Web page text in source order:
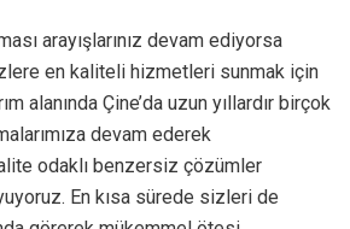
arayışlarınız devam ediyorsa
en kaliteli hizmetleri sunmak için
alanında Çine’da uzun yıllardır birçok
devam ederek
odaklı benzersiz çözümler
En kısa sürede sizleri de